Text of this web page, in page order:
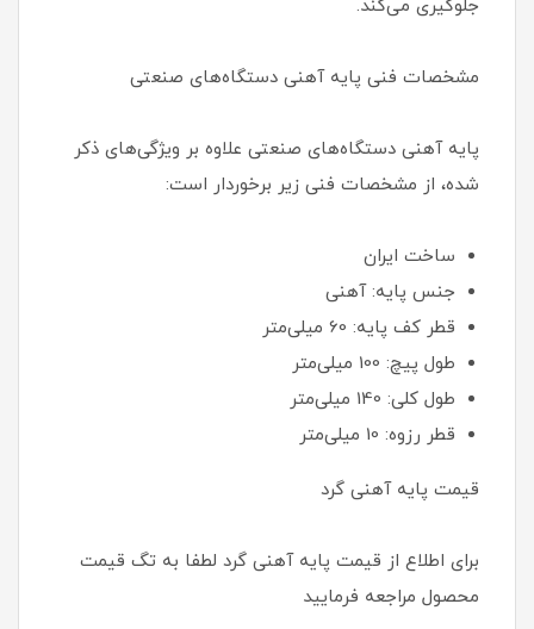
جلوگیری می‌کند.
مشخصات فنی پایه آهنی دستگاه‌های صنعتی
پایه آهنی دستگاه‌های صنعتی علاوه بر ویژگی‌های ذکر
شده، از مشخصات فنی زیر برخوردار است:
ساخت ایران
جنس پایه: آهنی
قطر کف پایه: 60 میلی‌متر
طول پیچ: 100 میلی‌متر
طول کلی: 140 میلی‌متر
قطر رزوه: 10 میلی‌متر
قیمت پایه آهنی گرد
برای اطلاع از قیمت پایه آهنی گرد لطفا به تگ قیمت
محصول مراجعه فرمایید